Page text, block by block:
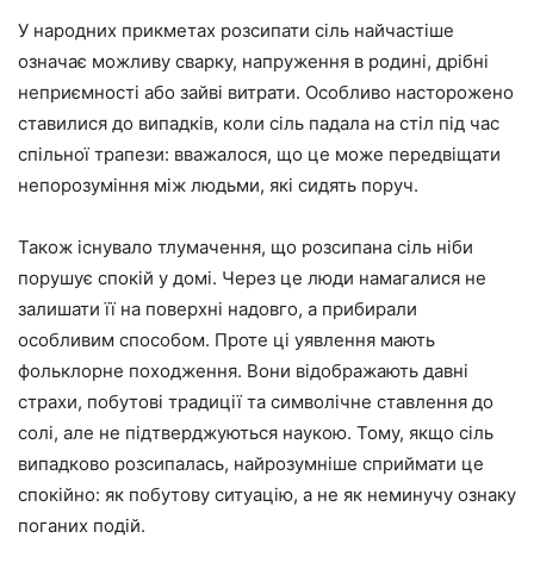
У народних прикметах розсипати сіль найчастіше
означає можливу сварку, напруження в родині, дрібні
неприємності або зайві витрати. Особливо насторожено
ставилися до випадків, коли сіль падала на стіл під час
спільної трапези: вважалося, що це може передвіщати
непорозуміння між людьми, які сидять поруч.
Також існувало тлумачення, що розсипана сіль ніби
порушує спокій у домі. Через це люди намагалися не
залишати її на поверхні надовго, а прибирали
особливим способом. Проте ці уявлення мають
фольклорне походження. Вони відображають давні
страхи, побутові традиції та символічне ставлення до
солі, але не підтверджуються наукою. Тому, якщо сіль
випадково розсипалась, найрозумніше сприймати це
спокійно: як побутову ситуацію, а не як неминучу ознаку
поганих подій.